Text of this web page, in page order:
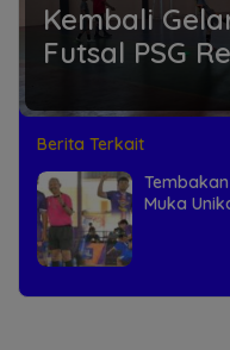
Kembali
Futsal PSG
Berita Terkait
Tembakan
Muka